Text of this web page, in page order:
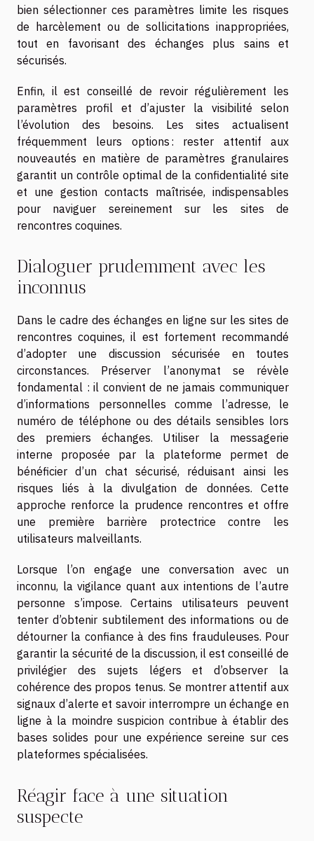
bien sélectionner ces paramètres limite les risques
de harcèlement ou de sollicitations inappropriées,
tout en favorisant des échanges plus sains et
sécurisés.
Enfin, il est conseillé de revoir régulièrement les
paramètres profil et d’ajuster la visibilité selon
l’évolution des besoins. Les sites actualisent
fréquemment leurs options : rester attentif aux
nouveautés en matière de paramètres granulaires
garantit un contrôle optimal de la confidentialité site
et une gestion contacts maîtrisée, indispensables
pour naviguer sereinement sur les sites de
rencontres coquines.
Dialoguer prudemment avec les
inconnus
Dans le cadre des échanges en ligne sur les sites de
rencontres coquines, il est fortement recommandé
d’adopter une discussion sécurisée en toutes
circonstances. Préserver l’anonymat se révèle
fondamental : il convient de ne jamais communiquer
d’informations personnelles comme l’adresse, le
numéro de téléphone ou des détails sensibles lors
des premiers échanges. Utiliser la messagerie
interne proposée par la plateforme permet de
bénéficier d’un chat sécurisé, réduisant ainsi les
risques liés à la divulgation de données. Cette
approche renforce la prudence rencontres et offre
une première barrière protectrice contre les
utilisateurs malveillants.
Lorsque l’on engage une conversation avec un
inconnu, la vigilance quant aux intentions de l’autre
personne s’impose. Certains utilisateurs peuvent
tenter d’obtenir subtilement des informations ou de
détourner la confiance à des fins frauduleuses. Pour
garantir la sécurité de la discussion, il est conseillé de
privilégier des sujets légers et d’observer la
cohérence des propos tenus. Se montrer attentif aux
signaux d’alerte et savoir interrompre un échange en
ligne à la moindre suspicion contribue à établir des
bases solides pour une expérience sereine sur ces
plateformes spécialisées.
Réagir face à une situation
suspecte